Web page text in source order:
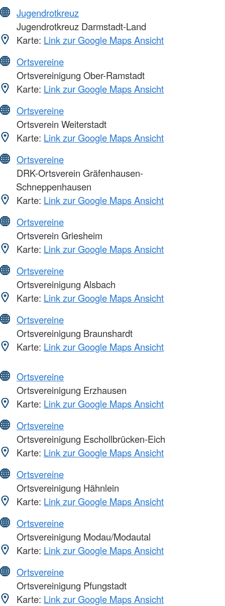
Jugendrotkreuz
Jugendrotkreuz Darmstadt-Land
Karte: Link zur Google Maps Ansicht
Ortsvereine
Ortsvereinigung Ober-Ramstadt
Karte: Link zur Google Maps Ansicht
Ortsvereine
Ortsverein Weiterstadt
Karte: Link zur Google Maps Ansicht
Ortsvereine
DRK-Ortsverein Gräfenhausen-
Schneppenhausen
Karte: Link zur Google Maps Ansicht
Ortsvereine
Ortsverein Griesheim
Karte: Link zur Google Maps Ansicht
Ortsvereine
Ortsvereinigung Alsbach
Karte: Link zur Google Maps Ansicht
Ortsvereine
Ortsvereinigung Braunshardt
Karte: Link zur Google Maps Ansicht
Ortsvereine
Ortsvereinigung Erzhausen
Karte: Link zur Google Maps Ansicht
Ortsvereine
Ortsvereinigung Eschollbrücken-Eich
Karte: Link zur Google Maps Ansicht
Ortsvereine
Ortsvereinigung Hähnlein
Karte: Link zur Google Maps Ansicht
Ortsvereine
Ortsvereinigung Modau/Modautal
Karte: Link zur Google Maps Ansicht
Ortsvereine
Ortsvereinigung Pfungstadt
Karte: Link zur Google Maps Ansicht